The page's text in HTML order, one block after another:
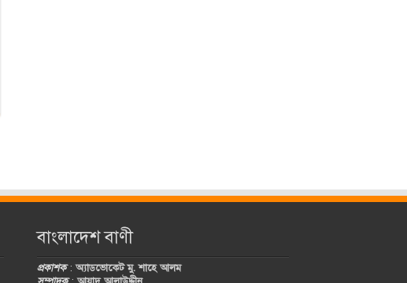
বাংলাদেশ বাণী
প্রকাশক:অ্যাডভোকেট মু. শাহে আলম